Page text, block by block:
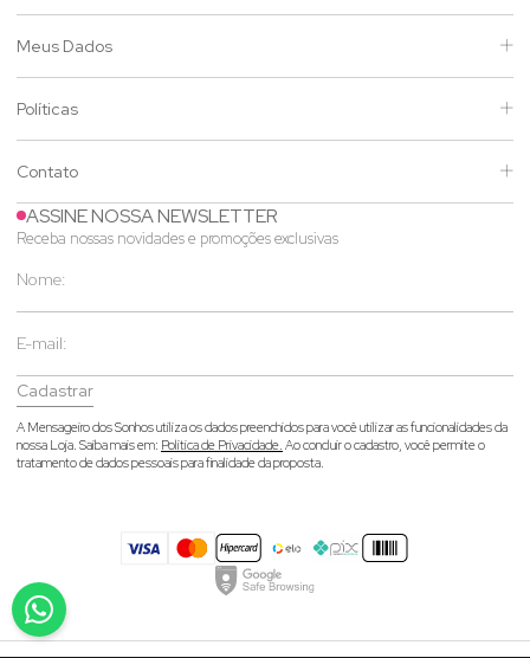
Meus Dados
Políticas
Contato
ASSINE NOSSA NEWSLETTER
Receba nossas novidades e promoções exclusivas
Cadastrar
A Mensageiro dos Sonhos utiliza os dados preenchidos para você utilizar as funcionalidades da
nossa Loja. Saiba mais em: Política de Privacidade. Ao concluir o cadastro, você permite o
tratamento de dados pessoais para finalidade da proposta.